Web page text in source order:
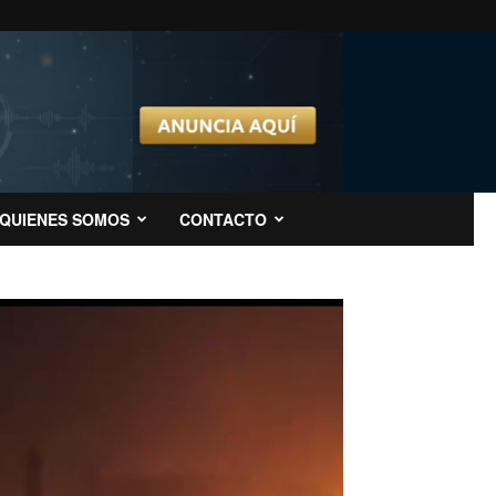
QUIENES SOMOS CONTACTO